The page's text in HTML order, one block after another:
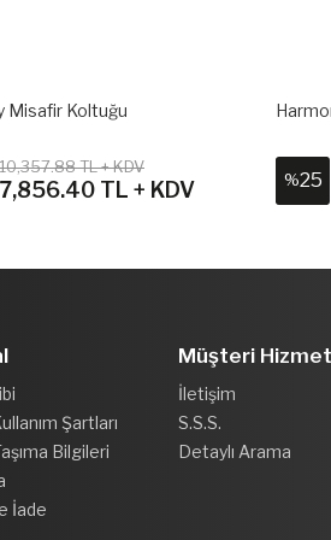
Koltuğu
TL + KDV
TL + KDV
Harmony Z
Şartları
Bilgileri
İade
Müşteri
İletişim
S.S.S.
Detaylı Arama